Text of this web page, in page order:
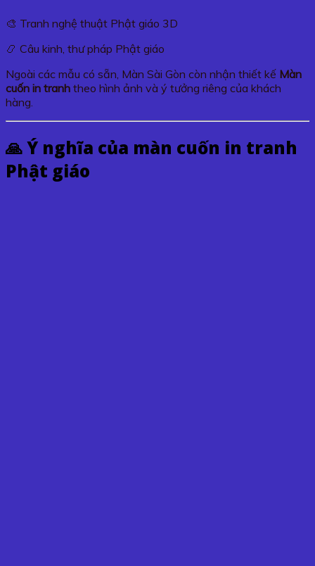
🎨 Tranh nghệ thuật Phật giáo 3D
📿 Câu kinh, thư pháp Phật giáo
Ngoài các mẫu có sẵn, Màn Sài Gòn còn nhận thiết kế Màn
cuốn in tranh theo hình ảnh và ý tưởng riêng của khách
hàng.
🙏 Ý nghĩa của màn cuốn in tranh
Phật giáo